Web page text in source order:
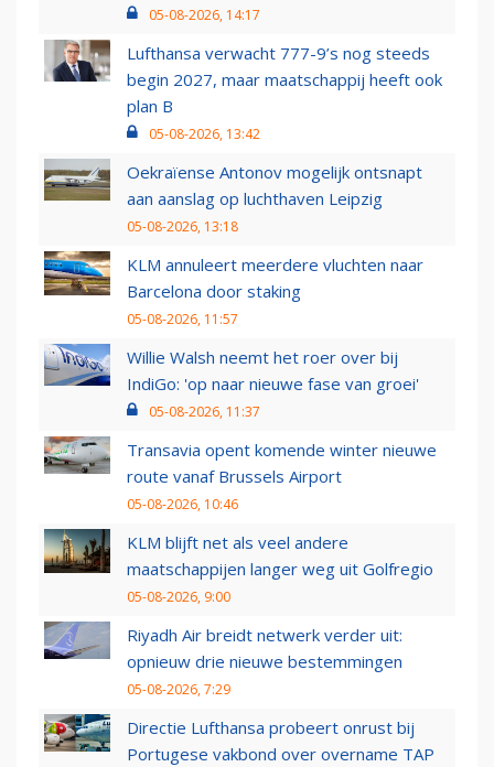
05-08-2026, 14:17
Lufthansa verwacht 777-9’s nog steeds
begin 2027, maar maatschappij heeft ook
plan B
05-08-2026, 13:42
Oekraïense Antonov mogelijk ontsnapt
aan aanslag op luchthaven Leipzig
05-08-2026, 13:18
KLM annuleert meerdere vluchten naar
Barcelona door staking
05-08-2026, 11:57
Willie Walsh neemt het roer over bij
IndiGo: 'op naar nieuwe fase van groei'
05-08-2026, 11:37
Transavia opent komende winter nieuwe
route vanaf Brussels Airport
05-08-2026, 10:46
KLM blijft net als veel andere
maatschappijen langer weg uit Golfregio
05-08-2026, 9:00
Riyadh Air breidt netwerk verder uit:
opnieuw drie nieuwe bestemmingen
05-08-2026, 7:29
Directie Lufthansa probeert onrust bij
Portugese vakbond over overname TAP